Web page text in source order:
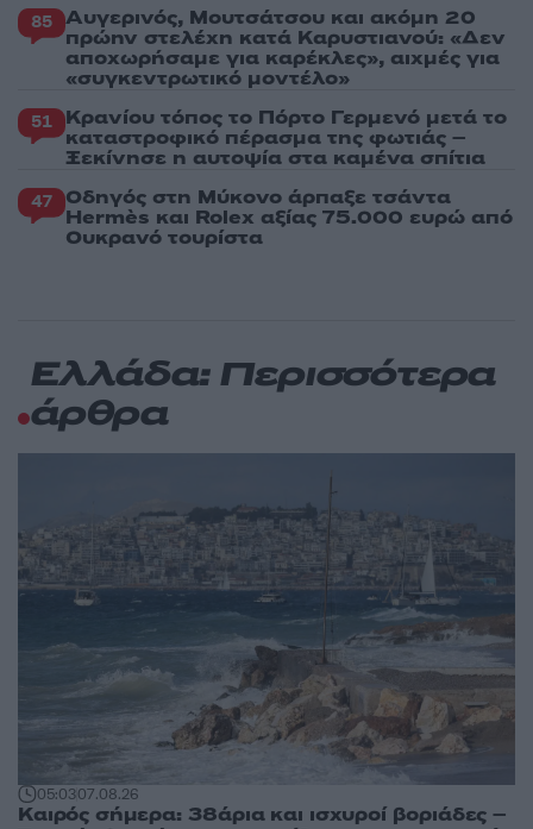
85 Αυγερινός, Μουτσάτσου και ακόμη 20
πρώην στελέχη κατά Καρυστιανού: «Δεν
αποχωρήσαμε για καρέκλες», αιχμές για
«συγκεντρωτικό μοντέλο»
51 Κρανίου τόπος το Πόρτο Γερμενό μετά το
καταστροφικό πέρασμα της φωτιάς –
Ξεκίνησε η αυτοψία στα καμένα σπίτια
47 Οδηγός στη Μύκονο άρπαξε τσάντα
Hermès και Rolex αξίας 75.000 ευρώ από
Ουκρανό τουρίστα
Ελλάδα: Περισσότερα
άρθρα
05:0307.08.26
Καιρός σήμερα: 38άρια και ισχυροί βοριάδες –